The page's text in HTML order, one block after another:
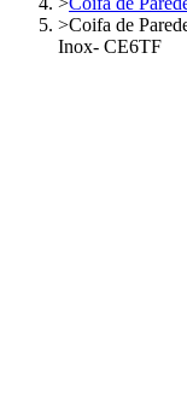
>Coifa de
Inox- CE6TF